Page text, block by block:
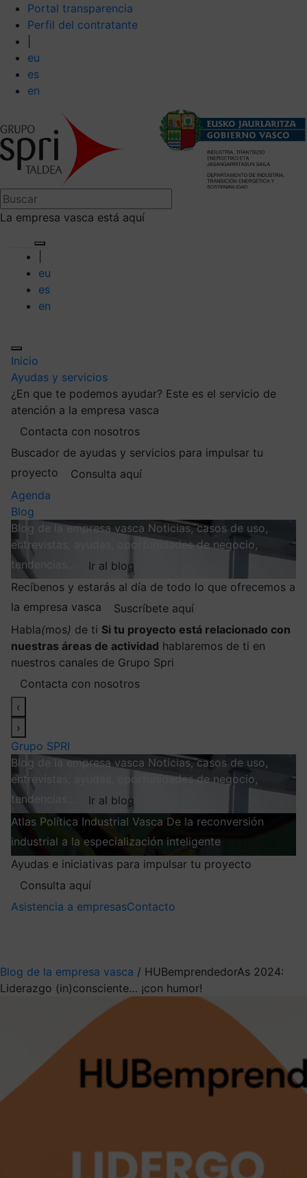
Portal transparencia
Perfil del contratante
eu
es
en
La empresa vasca está aquí
eu
es
en
Inicio
Ayudas y servicios
¿En que te podemos ayudar? Este es el servicio de
atención a la empresa vasca
Contacta con nosotros
Buscador de ayudas y servicios para impulsar tu
proyecto
Consulta aquí
Agenda
Blog
Blog de la empresa vasca Noticias, casos de uso,
entrevistas, ayudas, oportunidades de negocio,
tendencias…
Ir al blog
Recíbenos y estarás al día de todo lo que ofrecemos a
la empresa vasca
Suscríbete aquí
Habla(mos) de ti Si tu proyecto está relacionado con
nuestras áreas de actividad hablaremos de ti en
nuestros canales de Grupo Spri
Contacta con nosotros
‹
›
Grupo SPRI
Blog de la empresa vasca Noticias, casos de uso,
entrevistas, ayudas, oportunidades de negocio,
tendencias…
Ir al blog
Atlas Política Industrial Vasca De la reconversión
industrial a la especialización inteligente
Ayudas e iniciativas para impulsar tu proyecto
Consulta aquí
Asistencia a empresasContacto
Blog de la empresa vasca / HUBemprendedorAs 2024:
Liderazgo (in)consciente… ¡con humor!